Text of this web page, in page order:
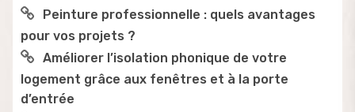
Peinture professionnelle : quels avantages
pour vos projets ?
Améliorer l’isolation phonique de votre
logement grâce aux fenêtres et à la porte
d’entrée